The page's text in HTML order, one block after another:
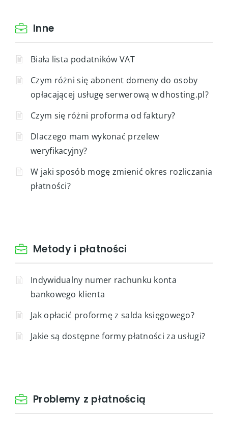
Inne
Biała lista podatników VAT
Czym różni się abonent domeny do osoby
opłacającej usługę serwerową w dhosting.pl?
Czym się różni proforma od faktury?
Dlaczego mam wykonać przelew
weryfikacyjny?
W jaki sposób mogę zmienić okres rozliczania
płatności?
Metody i płatności
Indywidualny numer rachunku konta
bankowego klienta
Jak opłacić proformę z salda księgowego?
Jakie są dostępne formy płatności za usługi?
Problemy z płatnością